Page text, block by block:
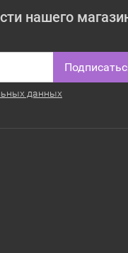
нашего
данных